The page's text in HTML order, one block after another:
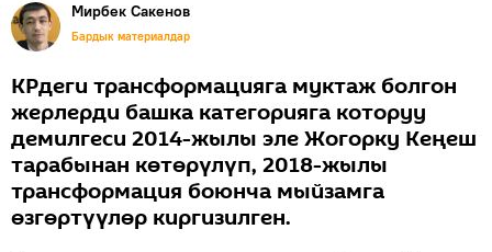
Мирбек Сакенов
Бардык материалдар
КРдеги трансформацияга муктаж болгон
жерлерди башка категорияга которуу
демилгеси 2014-жылы эле Жогорку Кеңеш
тарабынан көтөрүлүп, 2018-жылы
трансформация боюнча мыйзамга
өзгөртүүлөр киргизилген.